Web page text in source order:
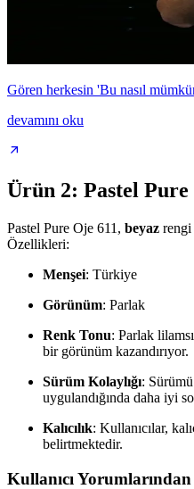
Gören herkesin 'Bu nasıl
devamını oku
Ürün 2: Pastel Pure
Pastel Pure Oje 611, beyaz
Özellikleri:
Menşei: Türkiye
Görünüm: Parlak
Renk Tonu: Parlak
bir görünüm kazandırıyor.
Sürüm Kolaylığı:
uygulandığında daha iyi
Kalıcılık: Kullanıcılar,
belirtmektedir.
Kullanıcı